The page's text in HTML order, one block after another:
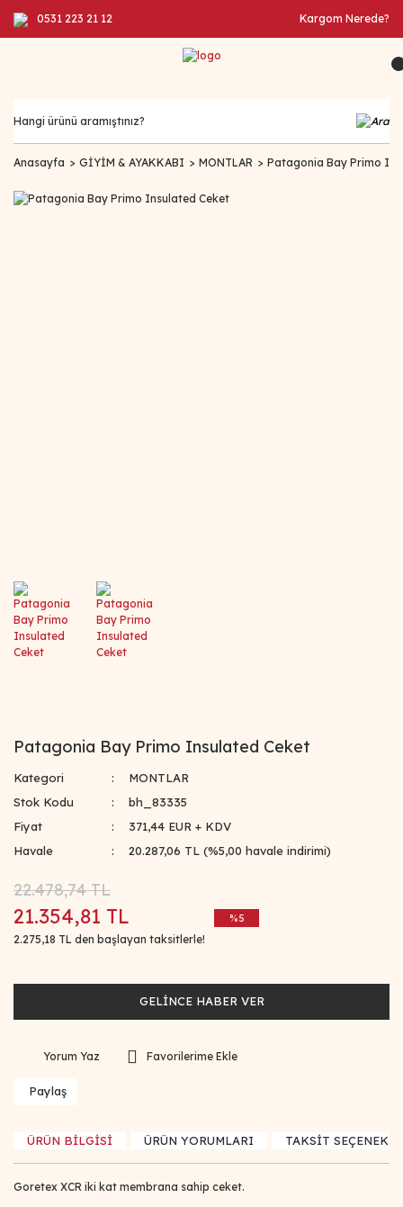
0531 223 21 12 Kargom Nerede?
Anasayfa GİYİM & AYAKKABI MONTLAR Patagonia Bay Primo
Patagonia Bay Primo Insulated Ceket
Kategori
MONTLAR
Stok Kodu
bh_83335
Fiyat
371,44 EUR + KDV
Havale
20.287,06 TL (%5,00 havale indirimi)
22.478,74 TL
21.354,81 TL
2.275,18 TL den başlayan taksitlerle!
%5
GELİNCE HABER VER
Yorum Yaz
Paylaş
ÜRÜN BİLGİSİ ÜRÜN YORUMLARI TAKSİT
Goretex XCR iki kat membrana sahip ceket.